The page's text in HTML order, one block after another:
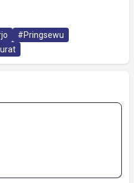
#Pringsewu